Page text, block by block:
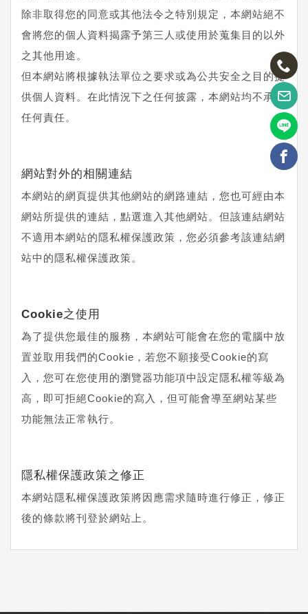
除非取得您的同意或其他法令之特別規定，本網站絕不
會將您的個人資料揭露予第三人或使用於蒐集目的以外
之其他用途。
但本網站將根據執法單位之要求或為公共安全之目的提
供個人資料。在此情況下之任何披露，本網站均不承擔
任何責任。
網站對外的相關連結
本網站的網頁提供其他網站的網路連結，您也可經由本
網站所提供的連結，點選進入其他網站。但該連結網站
不適用本網站的隱私權保護政策，您必須參考該連結網
站中的隱私權保護政策。
Cookie之使用
為了提供您最佳的服務，本網站可能會在您的電腦中放
置並取用我們的Cookie，若您不願接受Cookie的寫
入，您可在您使用的瀏覽器功能項中設定隱私權等級為
高，即可拒絕Cookie的寫入，但可能會導至網站某些
功能無法正常執行。
隱私權保護政策之修正
本網站隱私權保護政策將因應需求隨時進行修正，修正
後的條款將刊登於網站上。